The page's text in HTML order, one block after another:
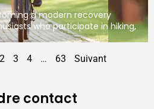
a modern recovery
who participate in hiking,
2 3 4 … 63 Suivant
contact